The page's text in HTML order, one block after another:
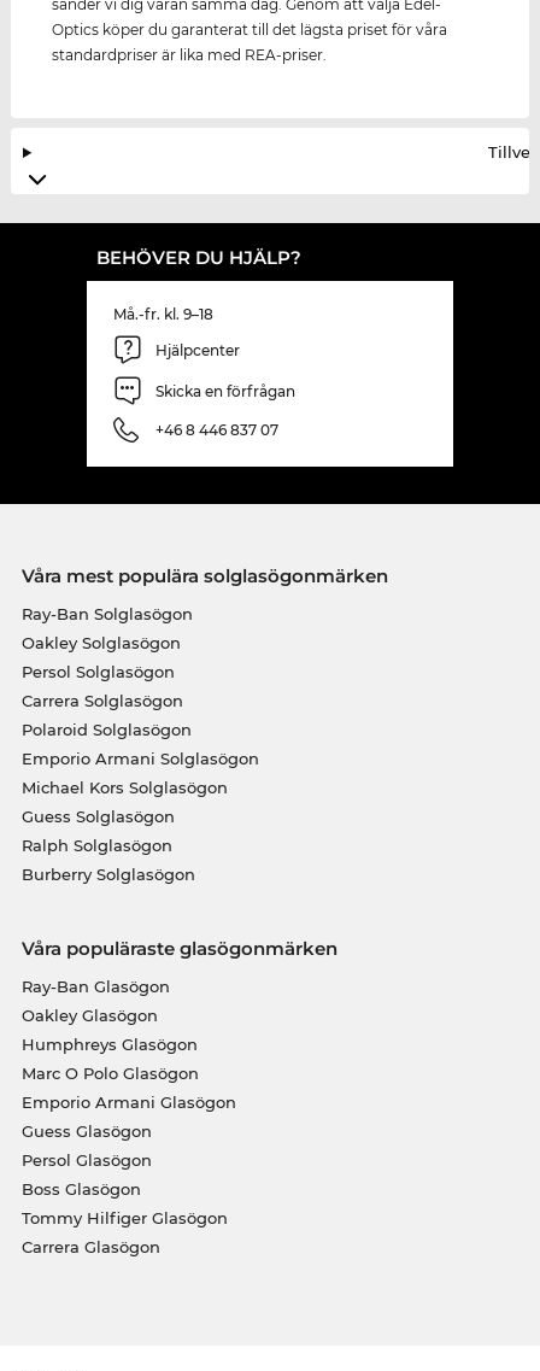
sänder vi dig varan samma dag. Genom att välja Edel-
Optics köper du garanterat till det lägsta priset för våra
standardpriser är lika med REA-priser.
BEHÖVER DU HJÄLP?
Må.-fr. kl. 9–18
Hjälpcenter
Skicka en förfrågan
+46 8 446 837 07
Våra mest populära solglasögonmärken
Ray-Ban Solglasögon
Oakley Solglasögon
Persol Solglasögon
Carrera Solglasögon
Polaroid Solglasögon
Emporio Armani Solglasögon
Michael Kors Solglasögon
Guess Solglasögon
Ralph Solglasögon
Burberry Solglasögon
Våra populäraste glasögonmärken
Ray-Ban Glasögon
Oakley Glasögon
Humphreys Glasögon
Marc O Polo Glasögon
Emporio Armani Glasögon
Guess Glasögon
Persol Glasögon
Boss Glasögon
Tommy Hilfiger Glasögon
Carrera Glasögon